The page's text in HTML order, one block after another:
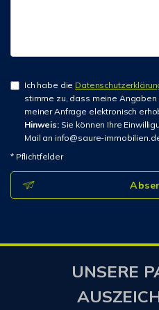
Ich habe die
stimme zu, dass meine
meiner Anfrage elektronisch
Hinweis: Sie können Ihre
Mail an info@saure-
* Pflichtfelder
UNSERE